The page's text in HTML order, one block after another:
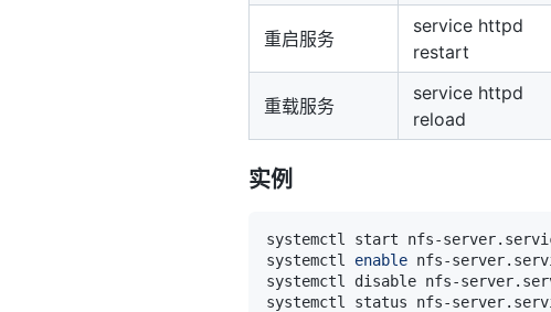
重启服务
service httpd
restart
重载服务
service httpd
reload
实例
systemctl start nfs-
systemctl enable nfs-
systemctl disable nfs-
systemctl status nfs-